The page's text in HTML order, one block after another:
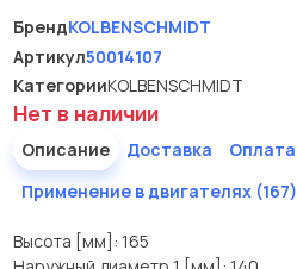
БрендKOLBENSCHMIDT
Артикул50014107
КатегорииKOLBENSCHMIDT
Нет в наличии
Описание Доставка
Оплата
Применение в двигателях (167)
Высота [мм]: 165